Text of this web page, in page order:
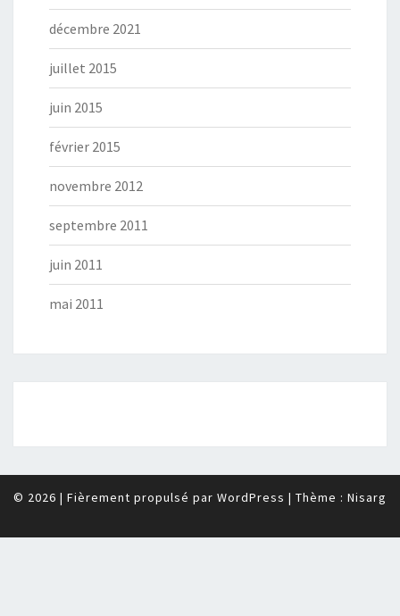
décembre 2021
juillet 2015
juin 2015
février 2015
novembre 2012
septembre 2011
juin 2011
mai 2011
© 2026 | Fièrement propulsé par WordPress | Thème : Nisarg